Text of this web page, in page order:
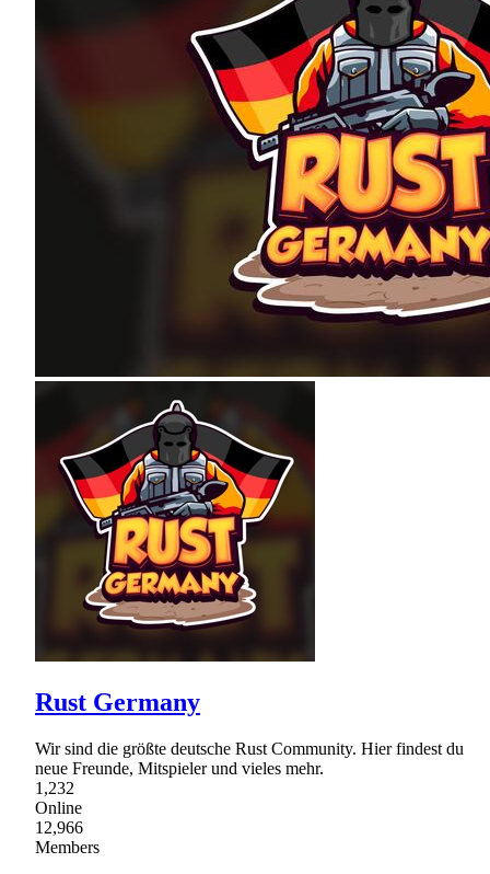
Rust Germany
Wir sind die größte deutsche Rust Community. Hier findest du
neue Freunde, Mitspieler und vieles mehr.
1,232
Online
12,966
Members